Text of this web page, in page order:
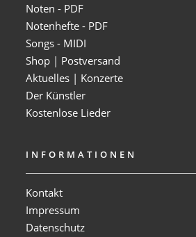
Noten - PDF
Notenhefte - PDF
Songs - MIDI
Shop | Postversand
Aktuelles | Konzerte
Der Künstler
Kostenlose Lieder
INFORMATIONEN
Kontakt
Impressum
Datenschutz